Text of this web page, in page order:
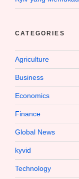
CATEGORIES
Agriculture
Business
Economics
Finance
Global News
kyvid
Technology